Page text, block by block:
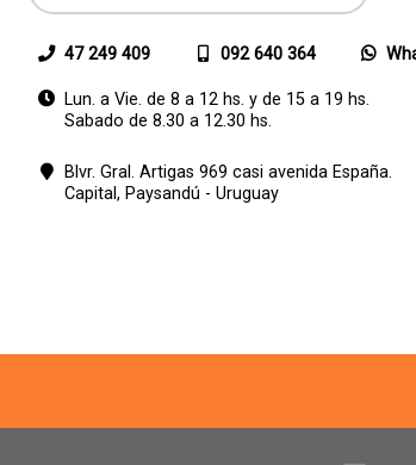
47 249 409 092 640 364
Lun. a Vie. de 8 a 12 hs. y de 15 a 19 hs.
Sabado de 8.30 a 12.30 hs.
Blvr. Gral. Artigas 969 casi avenida España.
Capital, Paysandú - Uruguay